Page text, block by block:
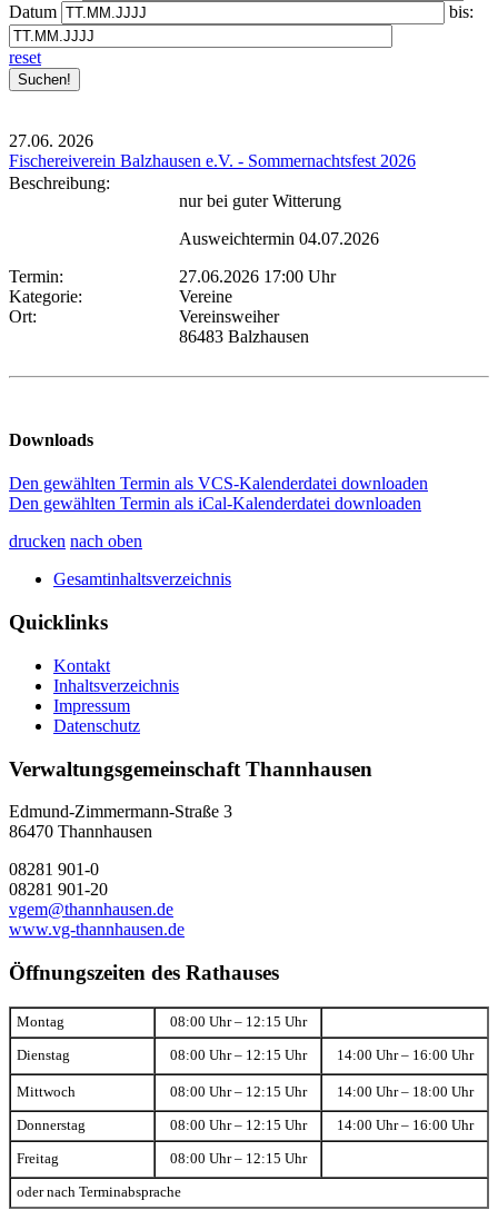
Datum
bis:
reset
27.06. 2026
Fischereiverein Balzhausen e.V. - Sommernachtsfest 2026
Beschreibung:
nur bei guter Witterung
Ausweichtermin 04.07.2026
Termin:
27.06.2026 17:00 Uhr
Kategorie:
Vereine
Ort:
Vereinsweiher
86483 Balzhausen
Downloads
Den gewählten Termin als VCS-Kalenderdatei downloaden
Den gewählten Termin als iCal-Kalenderdatei downloaden
drucken nach oben
Gesamtinhaltsverzeichnis
Quicklinks
Kontakt
Inhaltsverzeichnis
Impressum
Datenschutz
Verwaltungsgemeinschaft Thannhausen
Edmund-Zimmermann-Straße 3
86470 Thannhausen
08281 901-0
08281 901-20
vgem@thannhausen.de
www.vg-thannhausen.de
Öffnungszeiten des Rathauses
Montag 08:00 Uhr – 12:15 Uhr
Dienstag 08:00 Uhr – 12:15 Uhr 14:00 Uhr – 16:00 Uhr
Mittwoch 08:00 Uhr – 12:15 Uhr 14:00 Uhr – 18:00 Uhr
Donnerstag 08:00 Uhr – 12:15 Uhr 14:00 Uhr – 16:00 Uhr
Freitag 08:00 Uhr – 12:15 Uhr
oder nach Terminabsprache